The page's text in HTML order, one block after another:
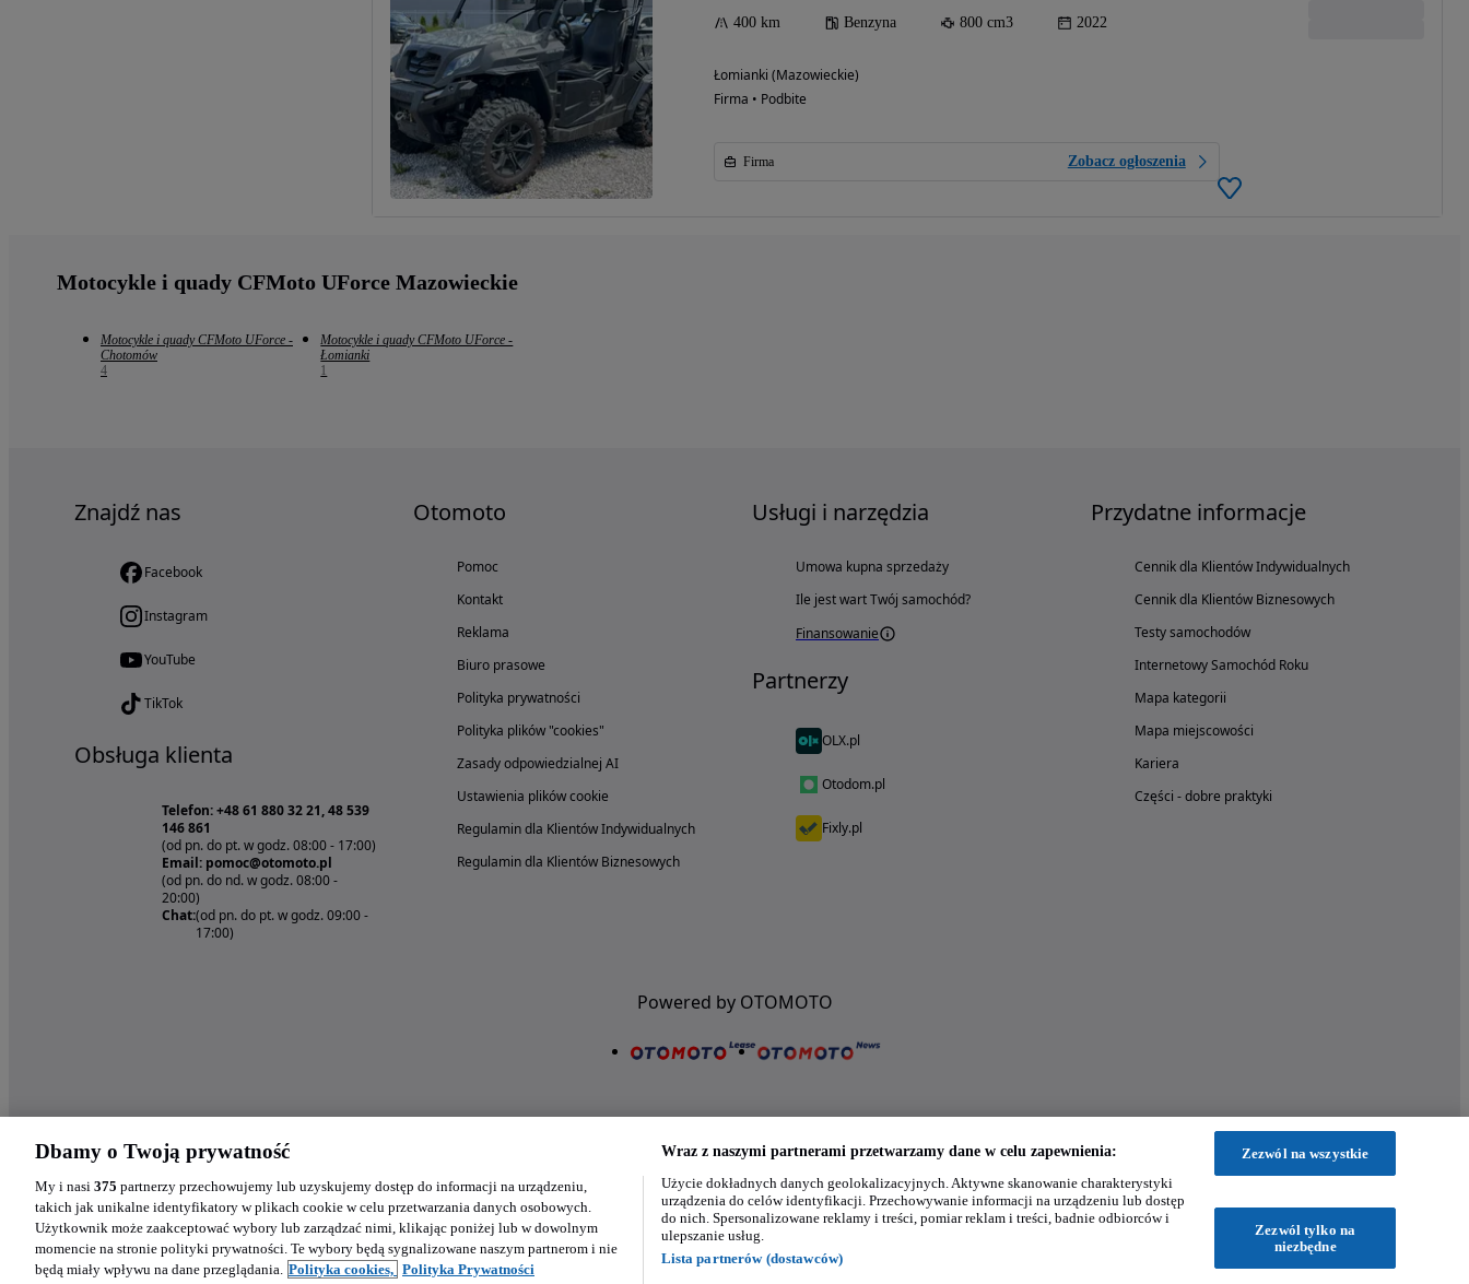
400 km Benzyna 800 cm3 2022
Łomianki (Mazowieckie)
Firma • Podbite
Firma Zobacz ogłoszenia
Motocykle i quady CFMoto UForce Mazowieckie
Motocykle i quady CFMoto UForce -
Chotomów
4
Motocykle i quady CFMoto UForce -
Łomianki
1
Znajdź nas
Facebook
Instagram
YouTube
TikTok
Obsługa klienta
Telefon: +48 61 880 32 21, 48 539
146 861
(od pn. do pt. w godz. 08:00 - 17:00)
Email: pomoc@otomoto.pl
(od pn. do nd. w godz. 08:00 -
20:00)
Chat:(od pn. do pt. w godz. 09:00 -
17:00)
Otomoto
Pomoc
Kontakt
Reklama
Biuro prasowe
Polityka prywatności
Polityka plików "cookies"
Zasady odpowiedzialnej AI
Ustawienia plików cookie
Regulamin dla Klientów Indywidualnych
Regulamin dla Klientów Biznesowych
Usługi i narzędzia
Umowa kupna sprzedaży
Ile jest wart Twój samochód?
Finansowanie
Partnerzy
OLX.pl
Otodom.pl
Fixly.pl
Przydatne informacje
Cennik dla Klientów Indywidualnych
Cennik dla Klientów Biznesowych
Testy samochodów
Internetowy Samochód Roku
Mapa kategorii
Mapa miejscowości
Kariera
Części - dobre praktyki
Powered by OTOMOTO
Nasze aplikacje w twoim telefonie
Dbamy o Twoją prywatność
My i nasi 375 partnerzy przechowujemy lub uzyskujemy dostęp do informacji na urządzeniu,
takich jak unikalne identyfikatory w plikach cookie w celu przetwarzania danych osobowych.
Użytkownik może zaakceptować wybory lub zarządzać nimi, klikając poniżej lub w dowolnym
momencie na stronie polityki prywatności. Te wybory będą sygnalizowane naszym partnerom i nie
będą miały wpływu na dane przeglądania. Polityka cookies, Polityka Prywatności
Wraz z naszymi partnerami przetwarzamy dane w celu zapewnienia:
Użycie dokładnych danych geolokalizacyjnych. Aktywne skanowanie charakterystyki
urządzenia do celów identyfikacji. Przechowywanie informacji na urządzeniu lub dostęp
do nich. Spersonalizowane reklamy i treści, pomiar reklam i treści, badnie odbiorców i
ulepszanie usług.
Lista partnerów (dostawców)
Zezwól na wszystkie
Zezwól tylko na
niezbędne